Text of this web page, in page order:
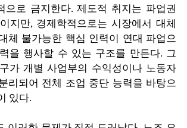
으로 금지한다. 제도적 취지는 파업권
지만, 경제학적으로는 시장에서 대체
체 불가능한 핵심 인력이 연대 파업으
을 행사할 수 있는 구조를 만든다. 그
가 개별 사업부의 수익성이나 노동자
리되어 전체 조업 중단 능력을 바탕으
있다.